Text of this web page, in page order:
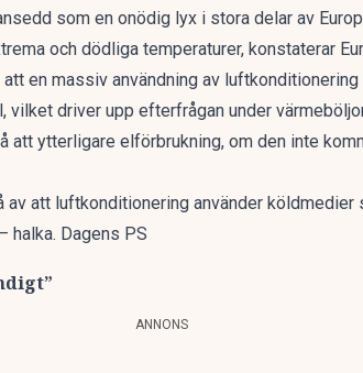
som en onödig lyx i stora delar av
och dödliga temperaturer, konstaterar
en massiv användning av
vilket driver upp efterfrågan under
att ytterligare elförbrukning, om den inte
av att luftkonditionering använder
halka. Dagens PS
ANNONS